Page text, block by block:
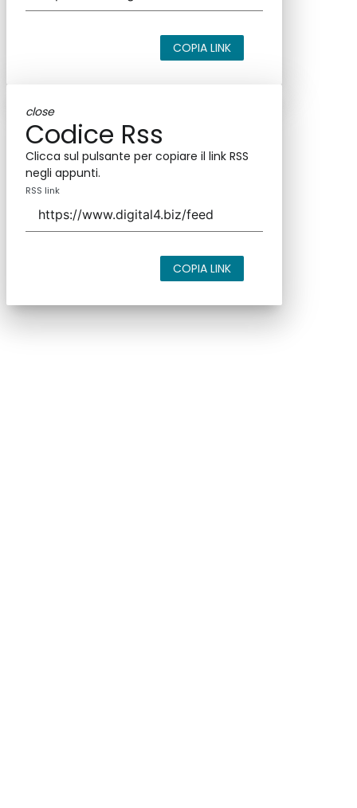
COPIA LINK
close
Codice Rss
Clicca sul pulsante per copiare il link RSS
negli appunti.
RSS link
COPIA LINK